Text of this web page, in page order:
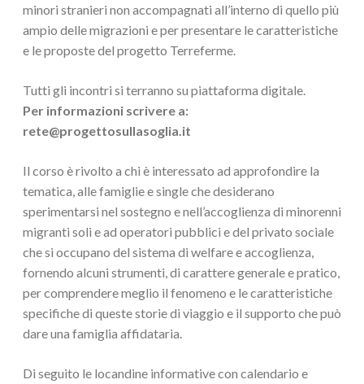
minori stranieri non accompagnati all’interno di quello più
ampio delle migrazioni e per presentare le caratteristiche
e le proposte del progetto Terreferme.
Tutti gli incontri si terranno su piattaforma digitale.
Per informazioni scrivere a:
rete@progettosullasoglia.it
Il corso è rivolto a chi è interessato ad approfondire la
tematica, alle famiglie e single che desiderano
sperimentarsi nel sostegno e nell’accoglienza di minorenni
migranti soli e ad operatori pubblici e del privato sociale
che si occupano del sistema di welfare e accoglienza,
fornendo alcuni strumenti, di carattere generale e pratico,
per comprendere meglio il fenomeno e le caratteristiche
specifiche di queste storie di viaggio e il supporto che può
dare una famiglia affidataria.
Di seguito le locandine informative con calendario e